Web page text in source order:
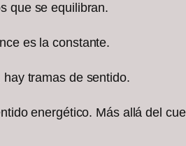
que se equilibran.
es la constante.
tramas de sentido.
energético. Más allá del